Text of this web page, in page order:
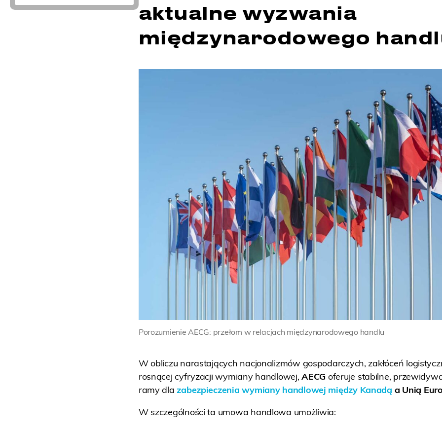
aktualne wyzwania
międzynarodowego
Porozumienie AECG: przełom w relacjach międzynarodowego handlu
W obliczu narastających nacjonalizmów gospodarczych, zakłóceń
rosnącej cyfryzacji wymiany handlowej,AECG oferuje stabilne,
ramy dlazabezpieczenia wymiany handlowej między Kanadą a Unią
W szczególności ta umowa handlowa umożliwia: